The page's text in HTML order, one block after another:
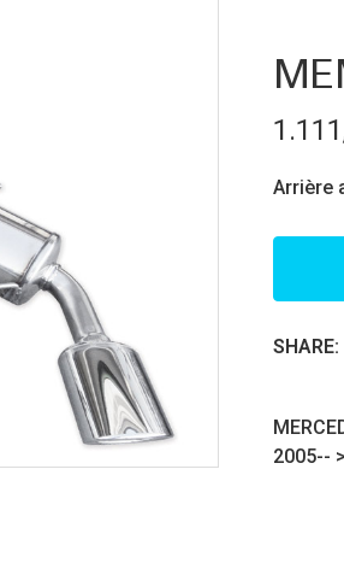
Arrière
SHARE:
2005-- >